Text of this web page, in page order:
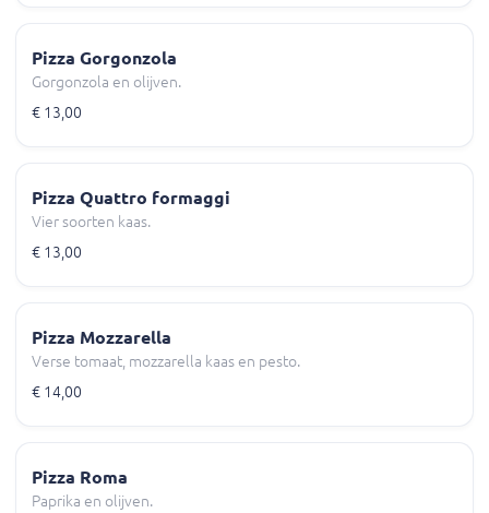
Pizza Gorgonzola
Gorgonzola en olijven.
€ 13,00
Pizza Quattro formaggi
Vier soorten kaas.
€ 13,00
Pizza Mozzarella
Verse tomaat, mozzarella kaas en pesto.
€ 14,00
Pizza Roma
Paprika en olijven.